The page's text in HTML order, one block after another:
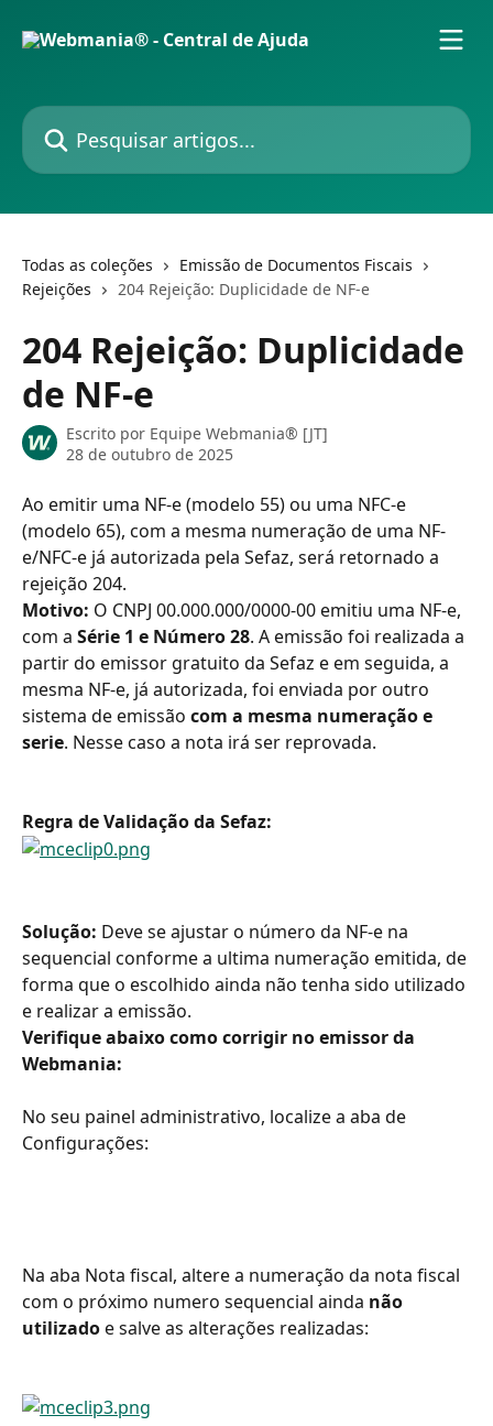
Pesquisar artigos...
Todas as coleções
Emissão de Documentos Fiscais
Rejeições
204 Rejeição: Duplicidade de NF-e
204 Rejeição: Duplicidade
de NF-e
Escrito por Equipe Webmania® [JT]
28 de outubro de 2025
Ao emitir uma NF-e (modelo 55) ou uma NFC-e
(modelo 65), com a mesma numeração de uma NF-
e/NFC-e já autorizada pela Sefaz, será retornado a
rejeição 204.
Motivo: O CNPJ 00.000.000/0000-00 emitiu uma NF-e,
com a Série 1 e Número 28. A emissão foi realizada a
partir do emissor gratuito da Sefaz e em seguida, a
mesma NF-e, já autorizada, foi enviada por outro
sistema de emissão com a mesma numeração e
serie. Nesse caso a nota irá ser reprovada.
Regra de Validação da Sefaz:
Solução: Deve se ajustar o número da NF-e na
sequencial conforme a ultima numeração emitida, de
forma que o escolhido ainda não tenha sido utilizado
e realizar a emissão.
Verifique abaixo como corrigir no emissor da
Webmania:
No seu painel administrativo, localize a aba de
Configurações:
Na aba Nota fiscal, altere a numeração da nota fiscal
com o próximo numero sequencial ainda não
utilizado e salve as alterações realizadas: